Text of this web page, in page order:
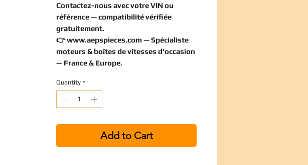
Contactez-nous avec votre VIN ou
référence — compatibilité vérifiée
gratuitement.
👉www.aepspieces.com— Spécialiste
moteurs & boîtes de vitesses d'occasion
— France & Europe.
Quantity *
Add to Cart